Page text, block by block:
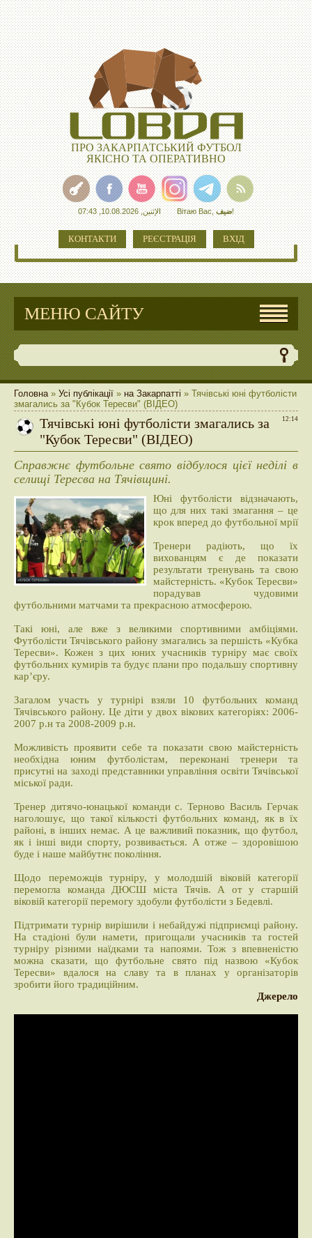
ПРО ЗАКАРПАТСЬКИЙ ФУТБОЛ
ЯКІСНО ТА ОПЕРАТИВНО
الإثنين, 10.08.2026, 07:43 Вітаю Вас,ضيف!
КОНТАКТИ РЕЄСТРАЦІЯ ВХІД
МЕНЮ САЙТУ
Головна» Усі публікації » на Закарпатті » Тячівські юні футболісти
змагались за "Кубок Тересви" (ВІДЕО)
12:14
Тячівські юні футболісти змагались за
"Кубок Тересви" (ВІДЕО)
Справжнє футбольне свято відбулося цієї неділі в
селищі Тересва на Тячівщині.
Юні футболісти відзначають,
що для них такі змагання – це
крок вперед до футбольної мрії
Тренери радіють, що їх
вихованцям є де показати
результати тренувань та свою
майстерність. «Кубок Тересви»
порадував чудовими
футбольними матчами та прекрасною атмосферою.
Такі юні, але вже з великими спортивними амбіціями.
Футболісти Тячівського району змагались за першість «Кубка
Тересви». Кожен з цих юних учасників турніру має своїх
футбольних кумирів та будує плани про подальшу спортивну
кар’єру.
Загалом участь у турнірі взяли 10 футбольних команд
Тячівського району. Це діти у двох вікових категоріях: 2006-
2007 р.н та 2008-2009 р.н.
Можливість проявити себе та показати свою майстерність
необхідна юним футболістам, переконані тренери та
присутні на заході представники управління освіти Тячівської
міської ради.
Тренер дитячо-юнацької команди с. Терново Василь Герчак
наголошує, що такої кількості футбольних команд, як в їх
районі, в інших немає. А це важливий показник, що футбол,
як і інші види спорту, розвивається. А отже – здоровішою
буде і наше майбутнє покоління.
Щодо переможців турніру, у молодшій віковій категорії
перемогла команда ДЮСШ міста Тячів. А от у старшій
віковій категорії перемогу здобули футболісти з Бедевлі.
Підтримати турнір вирішили і небайдужі підприємці району.
На стадіоні були намети, пригощали учасників та гостей
турніру різними наїдками та напоями. Тож з впевненістю
можна сказати, що футбольне свято під назвою «Кубок
Тересви» вдалося на славу та в планах у організаторів
зробити його традиційним.
Джерело